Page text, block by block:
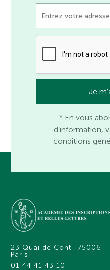
* En vous
d’information,
conditions
23 Quai de Conti, 75006
Paris
01 44 41 43 10